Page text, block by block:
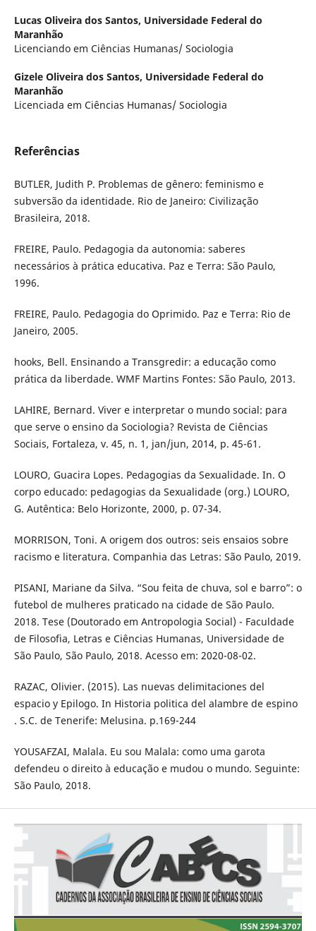
Lucas Oliveira dos Santos, Universidade Federal do
Maranhão
Licenciando em Ciências Humanas/ Sociologia
Gizele Oliveira dos Santos, Universidade Federal do
Maranhão
Licenciada em Ciências Humanas/ Sociologia
Referências
BUTLER, Judith P. Problemas de gênero: feminismo e
subversão da identidade. Rio de Janeiro: Civilização
Brasileira, 2018.
FREIRE, Paulo. Pedagogia da autonomia: saberes
necessários à prática educativa. Paz e Terra: São Paulo,
1996.
FREIRE, Paulo. Pedagogia do Oprimido. Paz e Terra: Rio de
Janeiro, 2005.
hooks, Bell. Ensinando a Transgredir: a educação como
prática da liberdade. WMF Martins Fontes: São Paulo, 2013.
LAHIRE, Bernard. Viver e interpretar o mundo social: para
que serve o ensino da Sociologia? Revista de Ciências
Sociais, Fortaleza, v. 45, n. 1, jan/jun, 2014, p. 45-61.
LOURO, Guacira Lopes. Pedagogias da Sexualidade. In. O
corpo educado: pedagogias da Sexualidade (org.) LOURO,
G. Autêntica: Belo Horizonte, 2000, p. 07-34.
MORRISON, Toni. A origem dos outros: seis ensaios sobre
racismo e literatura. Companhia das Letras: São Paulo, 2019.
PISANI, Mariane da Silva. “Sou feita de chuva, sol e barro”: o
futebol de mulheres praticado na cidade de São Paulo.
2018. Tese (Doutorado em Antropologia Social) - Faculdade
de Filosofia, Letras e Ciências Humanas, Universidade de
São Paulo, São Paulo, 2018. Acesso em: 2020-08-02.
RAZAC, Olivier. (2015). Las nuevas delimitaciones del
espacio y Epilogo. In Historia politica del alambre de espino
. S.C. de Tenerife: Melusina. p.169-244
YOUSAFZAI, Malala. Eu sou Malala: como uma garota
defendeu o direito à educação e mudou o mundo. Seguinte:
São Paulo, 2018.